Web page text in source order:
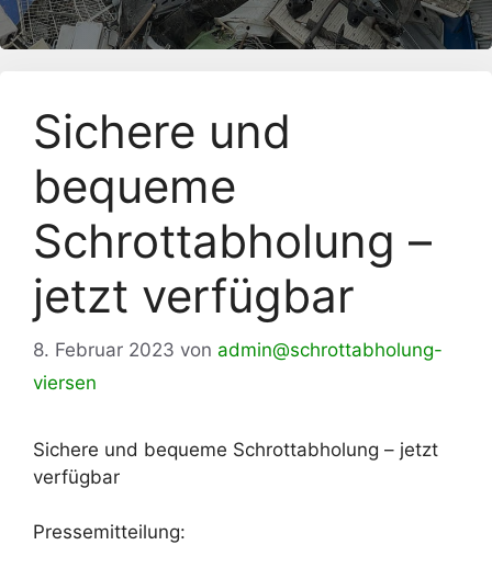
Sichere und
bequeme
Schrottabholung –
jetzt verfügbar
8. Februar 2023 von admin@schrottabholung-
viersen
Sichere und bequeme Schrottabholung – jetzt
verfügbar
Pressemitteilung: